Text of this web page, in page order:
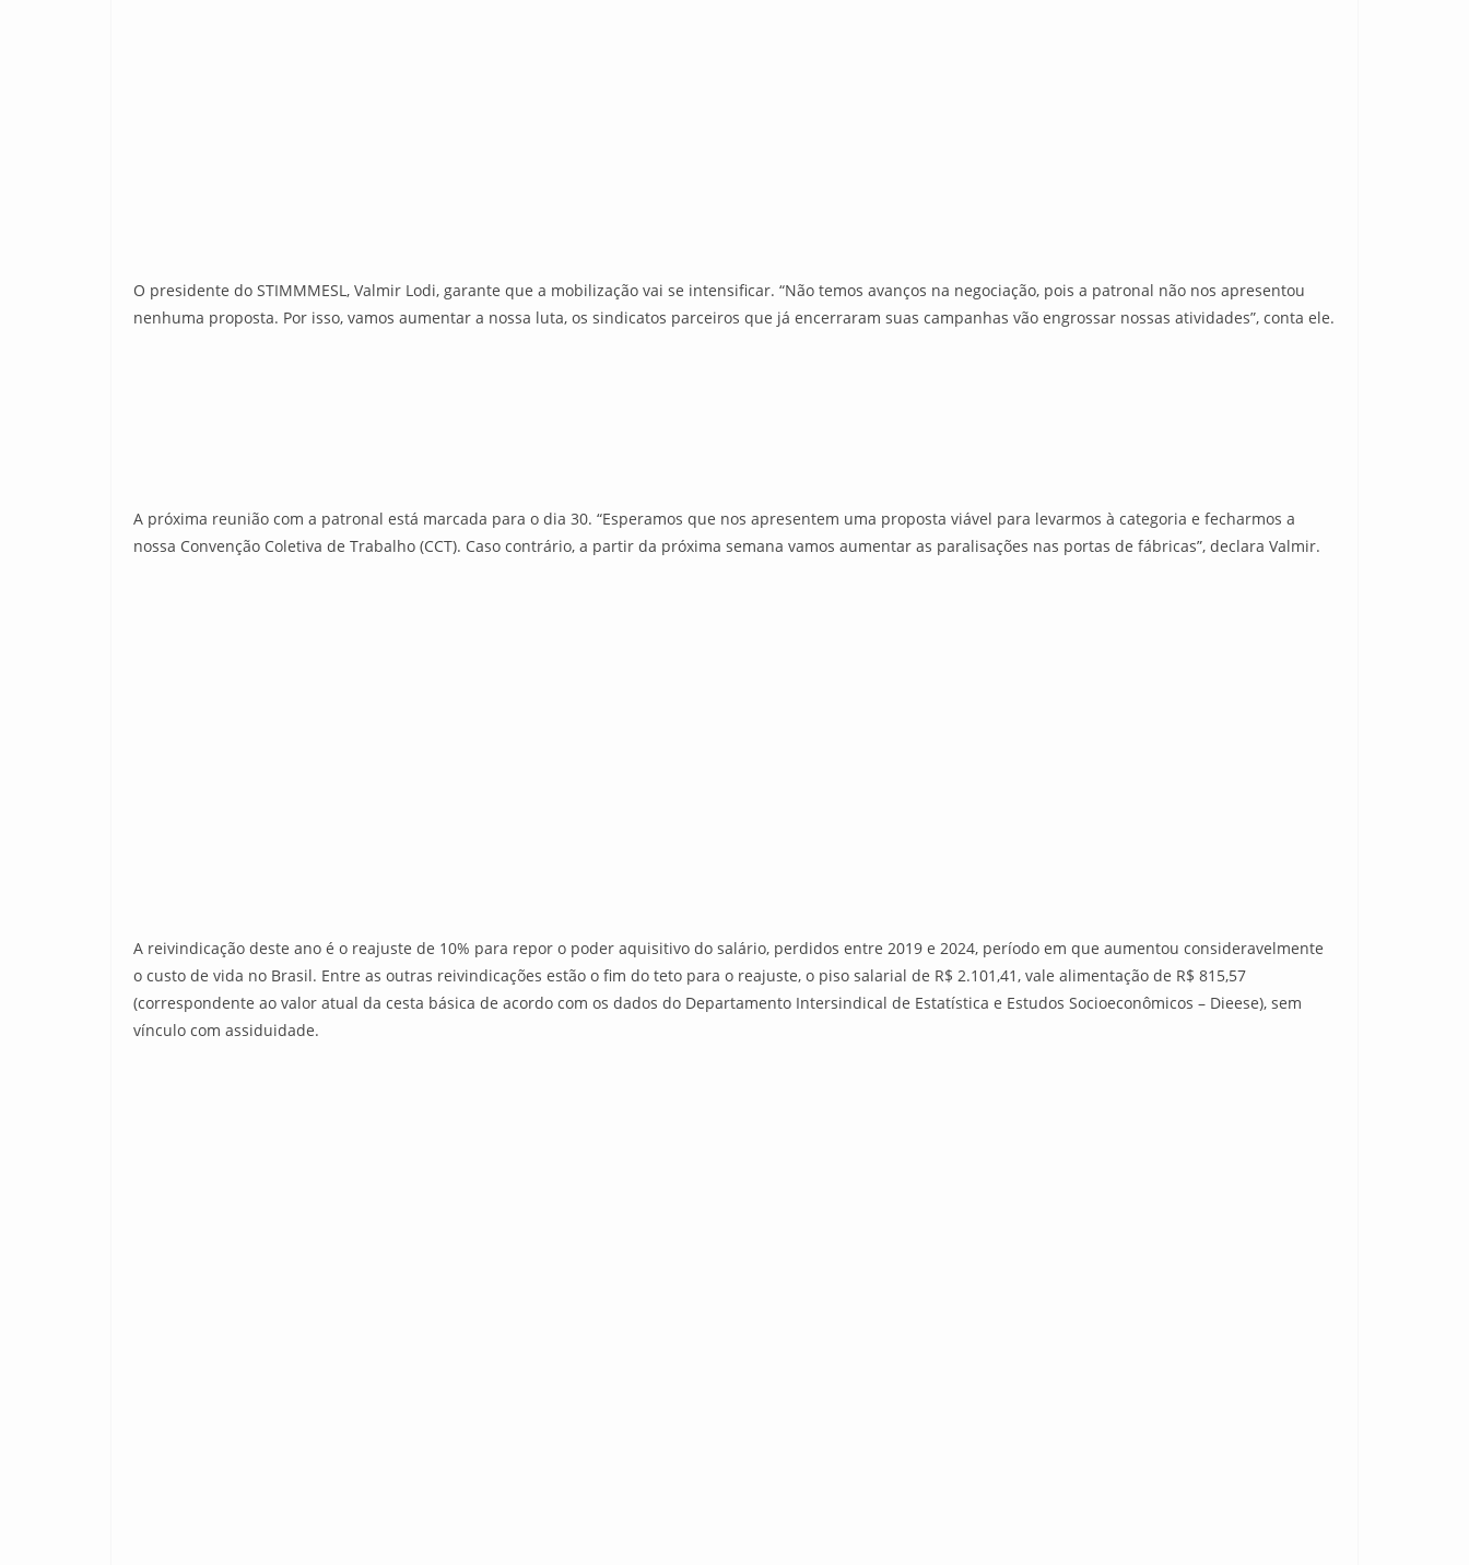
O presidente do STIMMMESL, Valmir Lodi, garante que a mobilização vai se intensificar. “Não temos avanços na negociação, pois a patronal não nos apresentou
nenhuma proposta. Por isso, vamos aumentar a nossa luta, os sindicatos parceiros que já encerraram suas campanhas vão engrossar nossas atividades”, conta ele.
A próxima reunião com a patronal está marcada para o dia 30. “Esperamos que nos apresentem uma proposta viável para levarmos à categoria e fecharmos a
nossa Convenção Coletiva de Trabalho (CCT). Caso contrário, a partir da próxima semana vamos aumentar as paralisações nas portas de fábricas”, declara Valmir.
A reivindicação deste ano é o reajuste de 10% para repor o poder aquisitivo do salário, perdidos entre 2019 e 2024, período em que aumentou consideravelmente
o custo de vida no Brasil. Entre as outras reivindicações estão o fim do teto para o reajuste, o piso salarial de R$ 2.101,41, vale alimentação de R$ 815,57
(correspondente ao valor atual da cesta básica de acordo com os dados do Departamento Intersindical de Estatística e Estudos Socioeconômicos – Dieese), sem
vínculo com assiduidade.